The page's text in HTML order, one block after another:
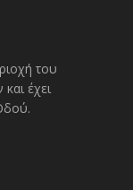
του
έχει